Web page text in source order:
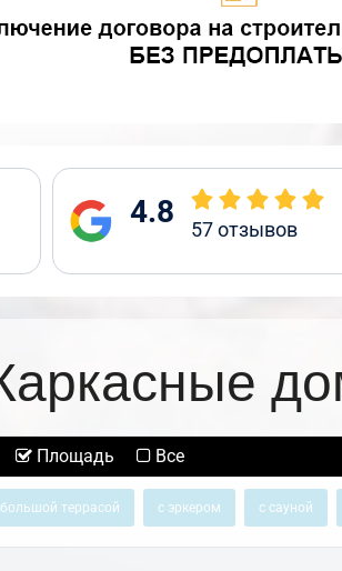
4.8 57отзывов
Площадь Все
большой террасой с эркером с сауной